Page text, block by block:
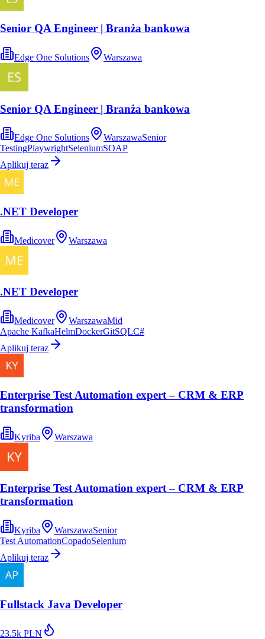
Senior QA Engineer | Branża bankowa
Edge One Solutions Warszawa
Senior QA Engineer | Branża bankowa
Edge One Solutions WarszawaSenior
TestingPlaywrightSeleniumSOAP
Aplikuj teraz
.NET Developer
Medicover Warszawa
.NET Developer
Medicover WarszawaMid
Apache KafkaHelmDockerGitSQLC#
Aplikuj teraz
Enterprise Test Automation expert – CRM & ERP
transformation
Kyriba Warszawa
Enterprise Test Automation expert – CRM & ERP
transformation
Kyriba WarszawaSenior
Test AutomationCopadoSelenium
Aplikuj teraz
Fullstack Java Developer
23.5k PLN